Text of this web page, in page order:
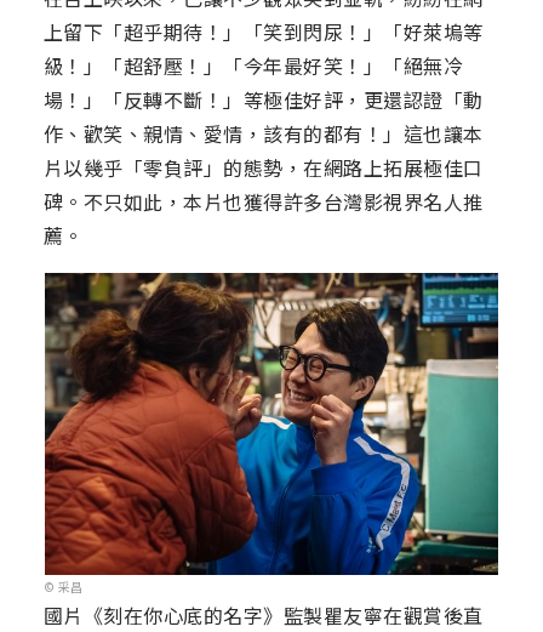
上留下「超乎期待！」「笑到閃尿！」「好萊塢等
級！」「超舒壓！」「今年最好笑！」「絕無冷
場！」「反轉不斷！」等極佳好評，更還認證「動
作、歡笑、親情、愛情，該有的都有！」這也讓本
片以幾乎「零負評」的態勢，在網路上拓展極佳口
碑。不只如此，本片也獲得許多台灣影視界名人推
薦。
© 采昌
國片《刻在你心底的名字》監製瞿友寧在觀賞後直